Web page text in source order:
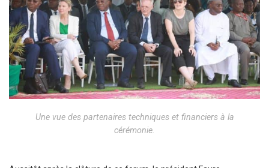
Une vue des partenaires techniques et financiers à la
cérémonie.